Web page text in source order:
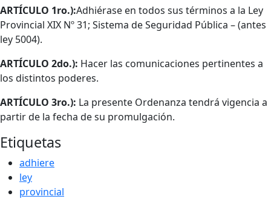
Cuerpo
ARTÍCULO 1ro.):Adhiérase en todos sus términos a la Ley
Provincial XIX Nº 31; Sistema de Seguridad Pública – (antes
ley 5004).
ARTÍCULO 2do.): Hacer las comunicaciones pertinentes a
los distintos poderes.
ARTÍCULO 3ro.): La presente Ordenanza tendrá vigencia a
partir de la fecha de su promulgación.
Etiquetas
adhiere
ley
provincial